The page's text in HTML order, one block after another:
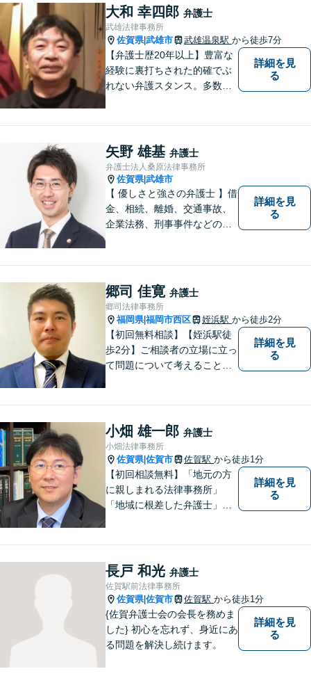
ぜひ、お気軽にご相談下さ
い。心を込めて対応させてい
ただきます。
大和 幸四郎 弁護士
武雄法律事務所
佐賀県|武雄市 武雄温泉駅 から徒歩7分
【弁護士歴20年以上】豊富な
経験に裏打ちされた的確でぶ
れない弁護スタンス。多数の
法書士などとも連携しワンス
トップで解決。難事件には他
弁護士と協力も。元調停委
員。
詳細を見
る
矢野 雄基 弁護士
弁護士法人桑原法律事務所
佐賀県|武雄市
【 優しさと強さの弁護士 】借
金、相続、離婚、交通事故、
企業法務、刑事事件などのご
チーム体制による迅速で最適
なリーガルサービスを提供い
たします。
詳細を見
る
郷司 佳寛 弁護士
郷司法律事務所
福岡県|福岡市西区 姪浜駅 から徒歩2分
【初回無料相談】【姪浜駅徒
歩2分】ご相談者の立場に立っ
て問題について考えることが
あらゆる問題解決に精通。
【電話相談可】
詳細を見
る
小畑 雄一郎 弁護士
小畑法律事務所
佐賀県|佐賀市 佐賀駅 から徒歩1分
【初回相談無料】「地元の方
に親しまれる法律事務所」
「地域に根差した弁護士」を
など幅広く対応しております
ので、まずはお気軽にご相談
下さい。【JR佐賀駅1分】
【子連れ相談可】
詳細を見
る
長戸 和光 弁護士
佐賀駅前法律事務所
佐賀県|佐賀市 佐賀駅 から徒歩1分
{佐賀弁護士会の会長を務めま
した} 初心を忘れず、身近にあ
る問題を解決し続けます。
詳細を見
る